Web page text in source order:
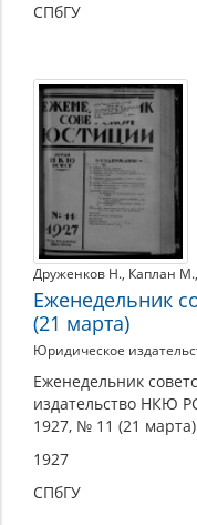
СПбГУ
Друженков Н., Каплан М.,
Еженедельник
(21 марта)
Юридическое
Еженедельник
издательство НКЮ
1927, № 11 (21
1927
СПбГУ